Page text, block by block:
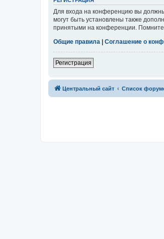
Для входа на конференцию вы
могут быть установлены также
принятыми на конференции.
Общие правила
Соглашение о
Регистрация
Центральный сайт Список